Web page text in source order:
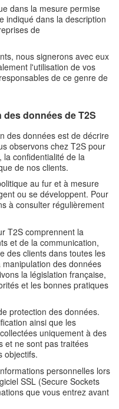
dans la mesure permise
indiqué dans la description
de
nous signerons avec eux
l'utilisation de vos
de ce genre de
données de T2S
des données est de décrire
observons chez T2S pour
confidentialité de la
de nos clients.
au fur et à mesure
ou se développent. Pour
à consulter régulièrement
T2S comprennent la
et de la communication,
des clients dans toutes les
des données
la législation française,
et les bonnes pratiques
protection des données.
ainsi que les
uniquement à des
et ne sont pas traitées
objectifs.
personnelles lors
SSL (Secure Sockets
que vous entrez avant